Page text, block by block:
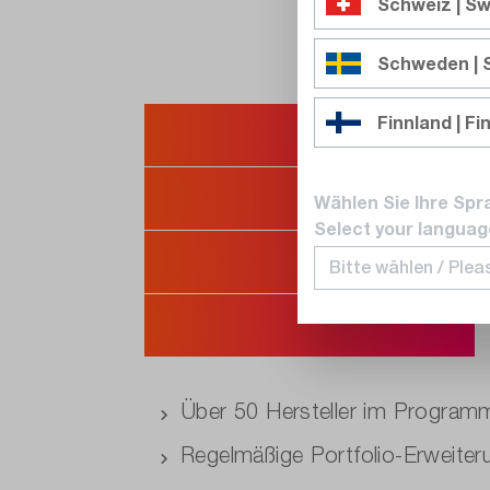
Wir haben
stärksten
Doch
unabhängig.
Über 50 Hersteller im
Regelmäßige Portfolio-
Schweden |
Finnland |
Wählen Sie Ihre
Select your